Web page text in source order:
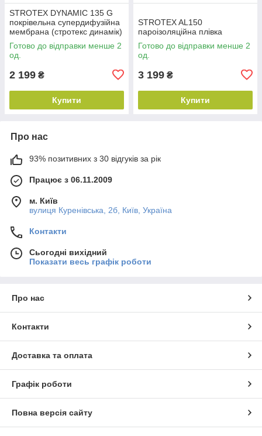
STROTEX DYNAMIC 135 G
покрівельна супердифузійна
мембрана (стротекс динамік)
Готово до відправки менше 2
од.
2 199 ₴
Купити
STROTEX AL150
пароізоляційна плівка
Готово до відправки менше 2
од.
3 199 ₴
Купити
Про нас
93% позитивних з 30 відгуків за рік
Працює з 06.11.2009
м. Київ
вулиця Куренівська, 2б, Київ, Україна
Контакти
Сьогодні вихідний
Показати весь графік роботи
Про нас
Контакти
Доставка та оплата
Графік роботи
Повна версія сайту